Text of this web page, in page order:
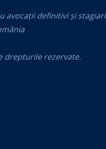
avocații definitivi și stagiari
drepturile rezervate.